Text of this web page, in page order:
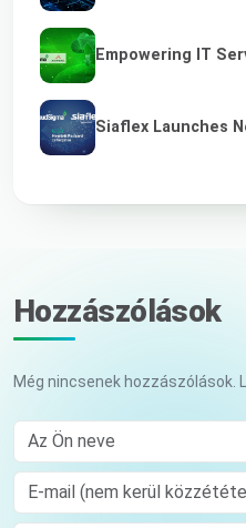
Empowering IT
Siaflex Launches
Hozzászólások
Még nincsenek hozzászólások.
Az Ön neve
E-mail (nem kerül közzétételre)